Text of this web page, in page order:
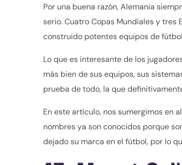
Por una buena razón, Alemania
serio. Cuatro Copas Mundiales y tres
construido potentes equipos de
Lo que es interesante de los
más bien de sus equipos, sus
prueba de todo, la que
En este artículo, nos sumergimos en
nombres ya son conocidos porque
dejado su marca en el fútbol, por lo